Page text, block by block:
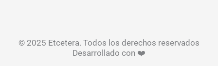
© 2025 Etcetera. Todos los derechos reservados
Desarrollado con ❤️